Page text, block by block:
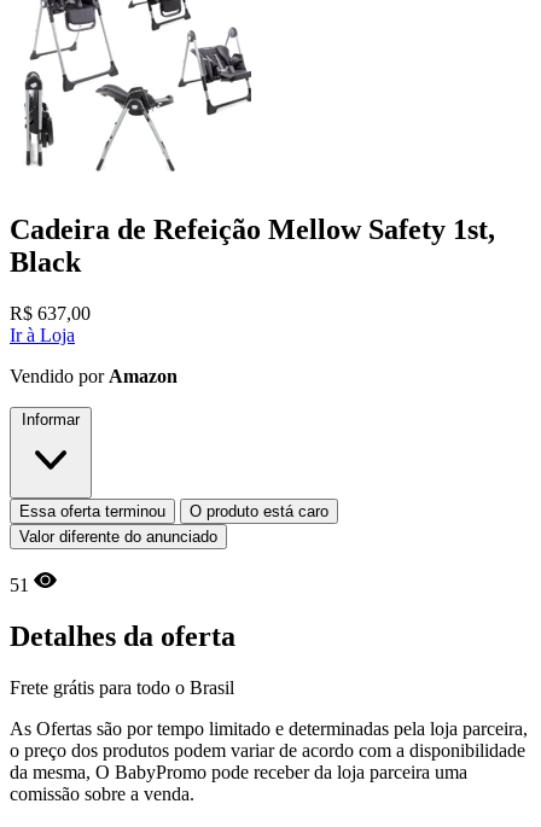
Cadeira de Refeição Mellow Safety 1st,
Black
R$ 637,00
Ir à Loja
Vendido por Amazon
Informar
Essa oferta terminou
O produto está caro
Valor diferente do anunciado
51
Detalhes da oferta
Frete grátis para todo o Brasil
As Ofertas são por tempo limitado e determinadas pela loja parceira,
o preço dos produtos podem variar de acordo com a disponibilidade
da mesma, O BabyPromo pode receber da loja parceira uma
comissão sobre a venda.